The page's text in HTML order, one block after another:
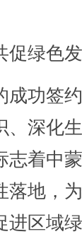
绿色发
功签约
、深化
志着中
落地，
进区域